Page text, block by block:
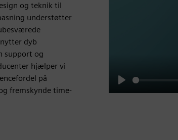
og teknik til
understøtter
dyb
support og
hjælper vi
på
fremskynde time-
Play